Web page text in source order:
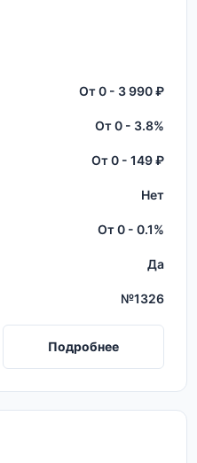
От 0 - 3 990 ₽
От 0 - 3.8%
От 0 - 149 ₽
Нет
От 0 - 0.1%
Да
№1326
Подробнее